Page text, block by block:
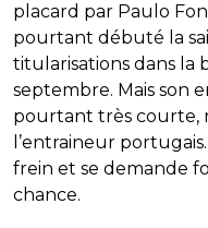
placard par Paulo
pourtant débuté la
titularisations dans la
septembre. Mais son
pourtant très courte,
l’entraineur
frein et se demande
chance.